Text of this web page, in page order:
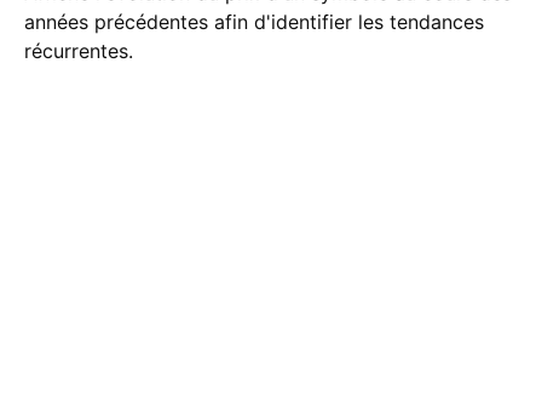
années précédentes afin d'identifier les tendances
récurrentes.